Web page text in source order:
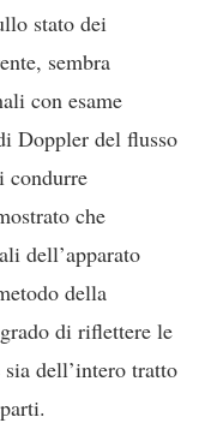
stato dei
sembra
con esame
Doppler del flusso
condurre
che
dell’apparato
della
di riflettere le
dell’intero tratto